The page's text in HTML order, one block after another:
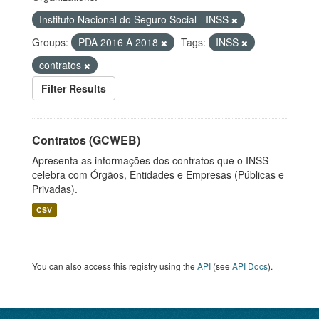
Instituto Nacional do Seguro Social - INSS
Groups:
PDA 2016 A 2018 Tags:
INSS
contratos
Filter Results
Contratos (GCWEB)
Apresenta as informações dos contratos que o INSS
celebra com Órgãos, Entidades e Empresas (Públicas e
Privadas).
CSV
You can also access this registry using the API (see API Docs).